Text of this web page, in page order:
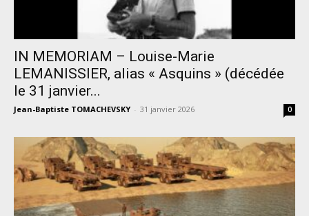
IN MEMORIAM – Louise-Marie
LEMANISSIER, alias « Asquins » (décédée
le 31 janvier...
Jean-Baptiste TOMACHEVSKY - 31 janvier 2026 0